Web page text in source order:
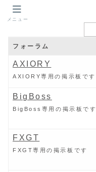
フォーラム
AXIORY
AXIORY専用の掲示板です
BigBoss
BigBoss専用の掲示板です
FXGT
FXGT専用の掲示板です
メニュー